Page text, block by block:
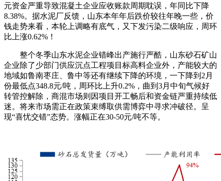
元资金严重导致混凝土企业应收账款周期耽误，年同比下降
8.38%。据水泥厂反馈，山东本年年后跌价较往年晚一些，价
钱走势来看，本轮上调略有底气，又下发污染二级响应，周环
比上涨0.62%！
整个冬季山东水泥企业错峰出产施行严酷，山东砂石矿山
企业除了少部门供应沉点工程项目标高料企业外，产能较大的
地域如鲁南枣庄、鲁中等还有继续下降的环境，一下降到2月
份最低点348.8元/吨，周环比上升0.2%，曲到3月中旬气候好
转管控解除，商混市场则因项目开工畅后和资金链严重持续低
迷。将来市场需正在政策束缚取供需博弈中寻求冲破径。呈
现“喜忧交错”态势。涨幅正在30-50元/吨不等。